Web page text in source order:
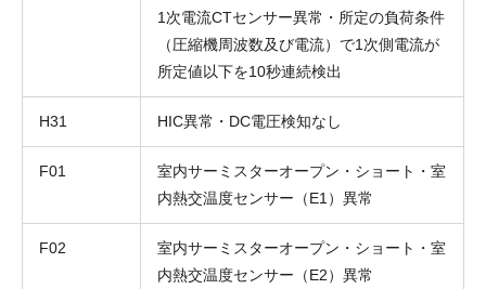
1次電流CTセンサー異常・所定の負荷条件
（圧縮機周波数及び電流）で1次側電流が
所定値以下を10秒連続検出
H31 HIC異常・DC電圧検知なし
F01
室内サーミスターオープン・ショート・室
内熱交温度センサー（E1）異常
F02
室内サーミスターオープン・ショート・室
内熱交温度センサー（E2）異常